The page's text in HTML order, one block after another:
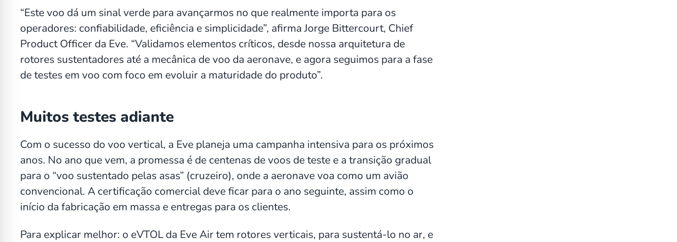
“Este voo dá um sinal verde para avançarmos no que realmente importa para os
operadores: confiabilidade, eficiência e simplicidade”, afirma Jorge Bittercourt, Chief
Product Officer da Eve. “Validamos elementos críticos, desde nossa arquitetura de
rotores sustentadores até a mecânica de voo da aeronave, e agora seguimos para a fase
de testes em voo com foco em evoluir a maturidade do produto”.
Muitos testes adiante
Com o sucesso do voo vertical, a Eve planeja uma campanha intensiva para os próximos
anos. No ano que vem, a promessa é de centenas de voos de teste e a transição gradual
para o “voo sustentado pelas asas” (cruzeiro), onde a aeronave voa como um avião
convencional. A certificação comercial deve ficar para o ano seguinte, assim como o
início da fabricação em massa e entregas para os clientes.
Para explicar melhor: o eVTOL da Eve Air tem rotores verticais, para sustentá-lo no ar, e